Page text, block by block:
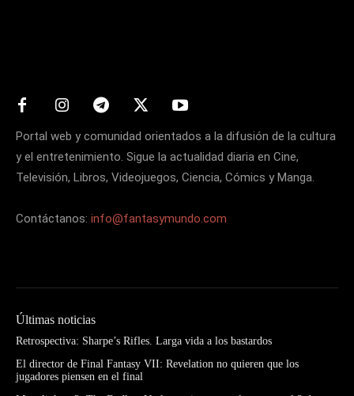
Portal web y comunidad orientados a la difusión de la cultura
y el entretenimiento. Sigue la actualidad diaria en Cine,
Televisión, Libros, Videojuegos, Ciencia, Cómics y Manga.
Contáctanos: info@fantasymundo.com
Últimas noticias
Retrospectiva: Sharpe’s Rifles. Larga vida a los bastardos
El director de Final Fantasy VII: Revelation no quieren que los
jugadores piensen en el final